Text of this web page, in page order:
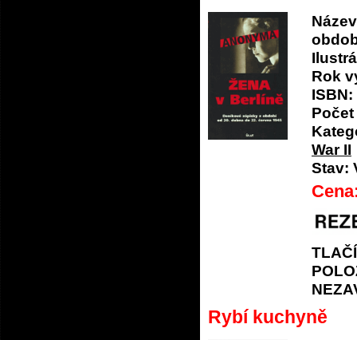
Rok
ISBN:
War II
Stav:
Rybí kuchyně